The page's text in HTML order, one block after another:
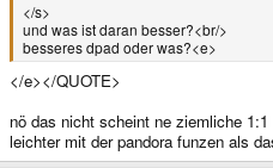
</s>
und was ist daran besser?<br/>
besseres dpad oder was?<e>
</e></QUOTE>
nö das nicht scheint ne ziemliche
leichter mit der pandora funzen als